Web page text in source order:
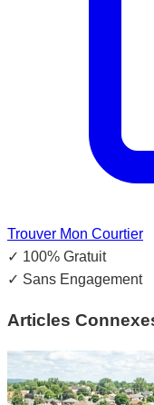
Trouver Mon Courtier
✓ 100% Gratuit
✓ Sans Engagement
Articles